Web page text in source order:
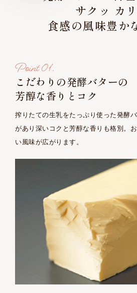
サクッ カ
食感の風味豊か
こだわりの発酵バターの
芳醇な香りとコク
搾りたての生乳をたっぷり使った発酵
があり深いコクと芳醇な香りも格別。
い風味が広がります。